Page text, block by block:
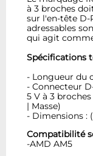
à 3 broches
sur l'en-tête D-
adressables
qui agit
Spécifications
- Longueur du
- Connecteur
5 V à 3
| Masse)
- Dimensions :
Compatibilité
-AMD AM5